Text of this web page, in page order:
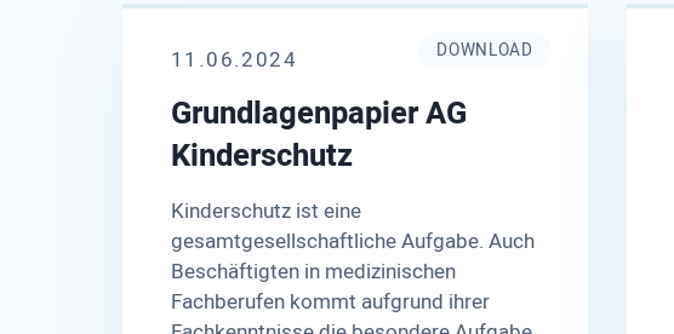
DOWNLOAD
11.06.2024
Grundlagenpapier AG
Kinderschutz
Kinderschutz ist eine
gesamtgesellschaftliche Aufgabe. Auch
Beschäftigten in medizinischen
Fachberufen kommt aufgrund ihrer